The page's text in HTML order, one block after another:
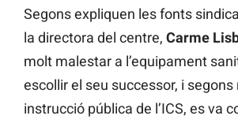
Segons expliquen les fonts
la directora del centre, Carme
molt malestar a l’equipament
escollir el seu successor, i segons
instrucció pública de l’ICS, es va